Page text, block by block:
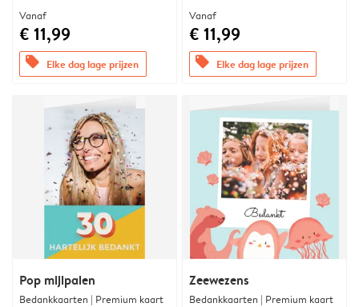
Vanaf
€ 11,99
offers Elke dag lage prijzen
Vanaf
€ 11,99
offers Elke dag lage prijzen
Pop mijlpalen
Bedankkaarten | Premium kaart
Zeewezens
Bedankkaarten | Premium kaart